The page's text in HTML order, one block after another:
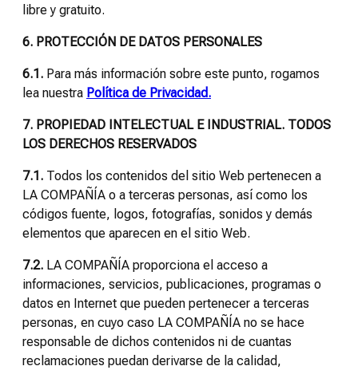
libre y gratuito.
6. PROTECCIÓN DE DATOS PERSONALES
6.1. Para más información sobre este punto, rogamos
lea nuestra Política de Privacidad.
7. PROPIEDAD INTELECTUAL E INDUSTRIAL. TODOS
LOS DERECHOS RESERVADOS
7.1. Todos los contenidos del sitio Web pertenecen a
LA COMPAÑÍA o a terceras personas, así como los
códigos fuente, logos, fotografías, sonidos y demás
elementos que aparecen en el sitio Web.
7.2. LA COMPAÑÍA proporciona el acceso a
informaciones, servicios, publicaciones, programas o
datos en Internet que pueden pertenecer a terceras
personas, en cuyo caso LA COMPAÑÍA no se hace
responsable de dichos contenidos ni de cuantas
reclamaciones puedan derivarse de la calidad,